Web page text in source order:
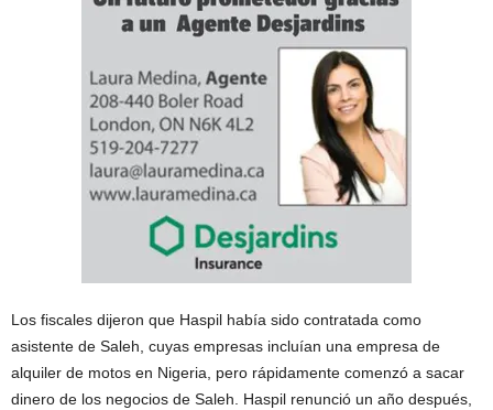
Los fiscales dijeron que Haspil había sido contratada como
asistente de Saleh, cuyas empresas incluían una empresa de
alquiler de motos en Nigeria, pero rápidamente comenzó a sacar
dinero de los negocios de Saleh. Haspil renunció un año después,